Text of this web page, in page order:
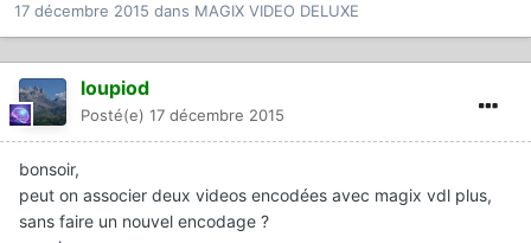
17 décembre 2015 dans MAGIX VIDEO DELUXE
loupiod
Posté(e) 17 décembre 2015
bonsoir,
peut on associer deux videos encodées avec magix vdl plus,
sans faire un nouvel encodage ?